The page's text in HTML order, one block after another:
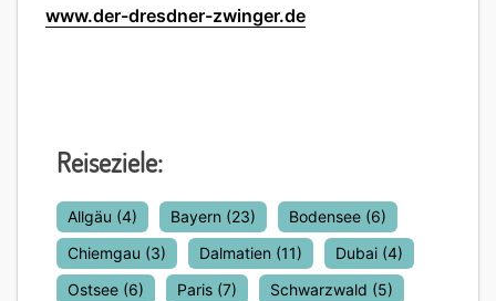
www.der-dresdner-zwinger.de
Reiseziele:
Allgäu (4) Bayern (23) Bodensee (6)
Chiemgau (3) Dalmatien (11) Dubai (4)
Ostsee (6) Paris (7) Schwarzwald (5)